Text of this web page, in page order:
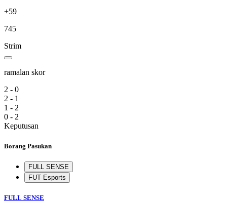
+59
745
Strim
ramalan skor
2 - 0
2 - 1
1 - 2
0 - 2
Keputusan
Borang Pasukan
FULL SENSE
FUT Esports
FULL SENSE